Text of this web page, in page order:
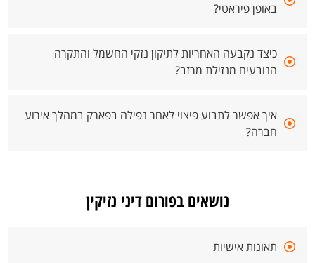
באופן פיראטי?
כיצד נקבעה האחריות לתיקון נזקי החשמל והתקרה
הנובעים מנזילת מרזב?
איך אפשר לתבוע פיצוי לאחר נפילה בפארק במהלך אירוע
חברה?
נושאים בפורום דיני נזיקין
תאונות אישיות